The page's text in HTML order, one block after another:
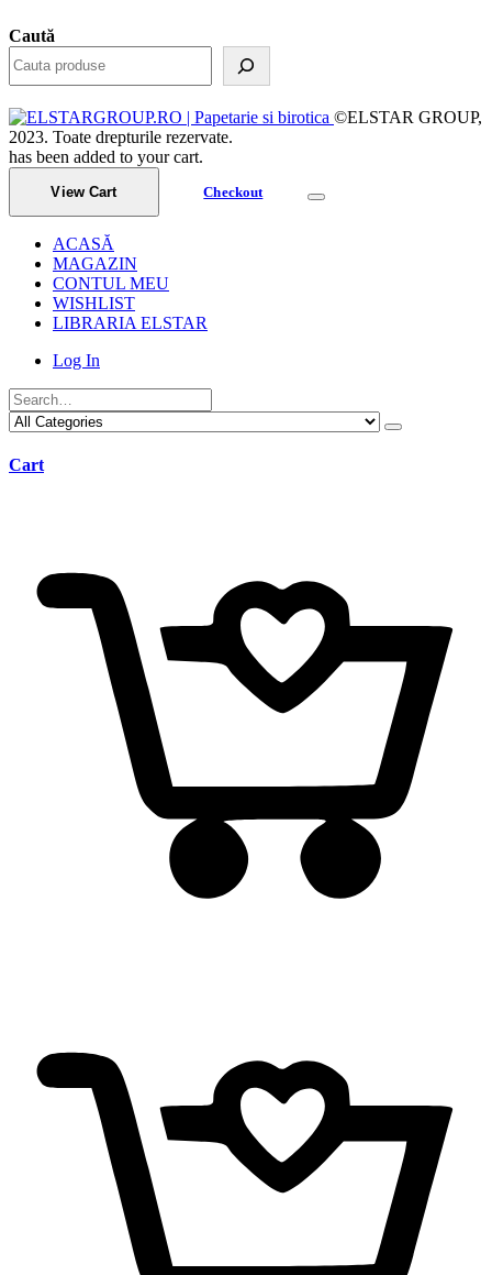
Caută
©ELSTAR GROUP,
2023. Toate drepturile rezervate.
has been added to your cart.
View Cart Checkout
ACASĂ
MAGAZIN
CONTUL MEU
WISHLIST
LIBRARIA ELSTAR
Log In
Cart